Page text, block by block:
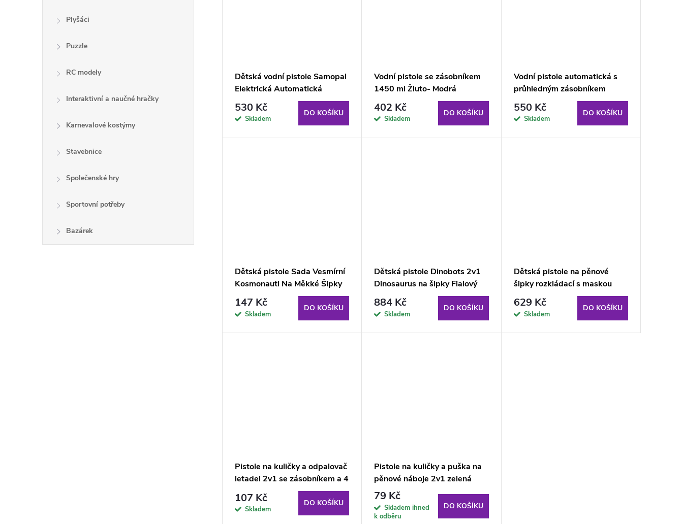
Plyšáci
Puzzle
RC modely
Interaktivní a naučné hračky
Karnevalové kostýmy
Stavebnice
Společenské hry
Sportovní potřeby
Bazárek
Dětská vodní pistole Samopal
Elektrická Automatická
Oranžová
530 Kč
Skladem
DO KOŠÍKU
Vodní pistole se zásobníkem
1450 ml Žluto- Modrá
402 Kč
Skladem
DO KOŠÍKU
Vodní pistole automatická s
průhledným zásobníkem
hnědá
550 Kč
Skladem
DO KOŠÍKU
Dětská pistole Sada Vesmírní
Kosmonauti Na Měkké Šipky
147 Kč
Skladem
DO KOŠÍKU
Dětská pistole Dinobots 2v1
Dinosaurus na šipky Fialový
Triceratops Terč
884 Kč
Skladem
DO KOŠÍKU
Dětská pistole na pěnové
šipky rozkládací s maskou
629 Kč
Skladem
DO KOŠÍKU
Pistole na kuličky a odpalovač
letadel 2v1 se zásobníkem a 4
107 Kč
Skladem
DO KOŠÍKU
Pistole na kuličky a puška na
pěnové náboje 2v1 zelená
79 Kč
Skladem ihned
k odběru
DO KOŠÍKU